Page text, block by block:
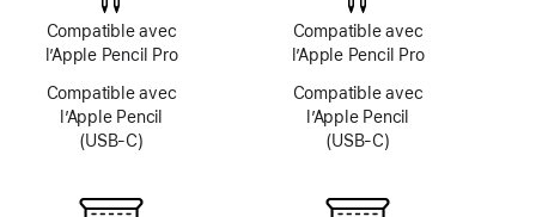
Compatible avec
l’Apple Pencil Pro
Compatible avec
l’Apple Pencil
(USB‑C)
Compatible avec
l’Apple Pencil Pro
Compatible avec
l’Apple Pencil
(USB‑C)